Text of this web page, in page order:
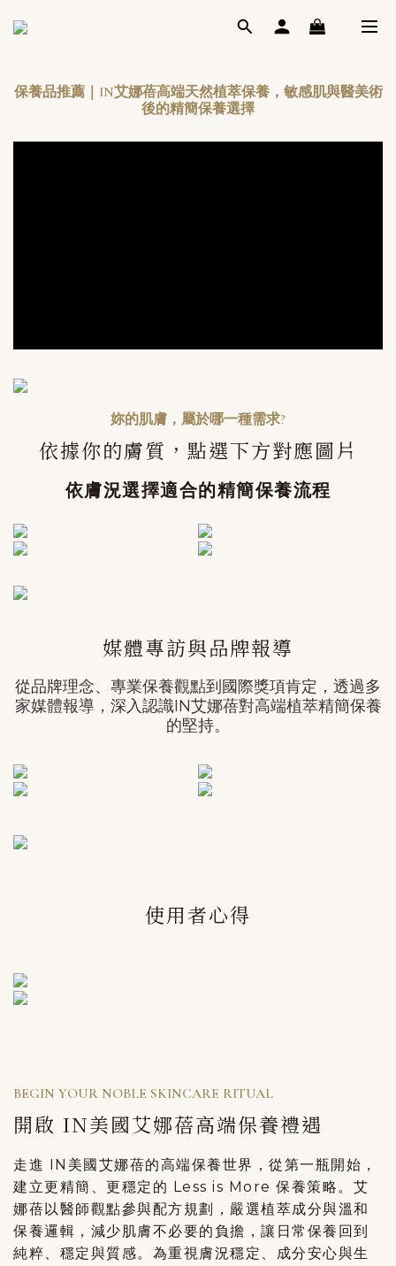
保養品推薦｜IN艾娜蓓高端天然植萃保養，敏感肌與醫美術
後的精簡保養選擇
妳的肌膚，屬於哪一種需求?
依據你的膚質，點選下方對應圖片
依膚況選擇適合的精簡保養流程
媒體專訪與品牌報導
從品牌理念、專業保養觀點到國際獎項肯定，透過多
家媒體報導，深入認識IN艾娜蓓對高端植萃精簡保養
的堅持。
使用者心得
BEGIN YOUR NOBLE SKINCARE RITUAL
開啟 IN美國艾娜蓓高端保養禮遇
走進 IN美國艾娜蓓的高端保養世界，從第一瓶開始，
建立更精簡、更穩定的 Less is More 保養策略。 艾
娜蓓以醫師觀點參與配方規劃，嚴選植萃成分與溫和
保養邏輯，減少肌膚不必要的負擔，讓日常保養回到
純粹、穩定與質感。 為重視膚況穩定、成分安心與生